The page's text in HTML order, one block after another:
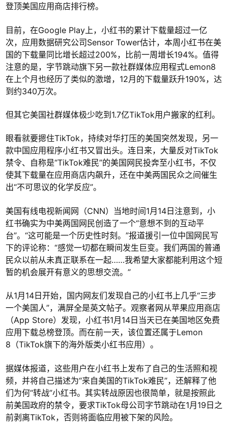
登顶美国应用商店排行榜。
目前，在Google Play上，小红书的累计下载量超过一亿
次，应用数据研究公司Sensor Tower估计，本周小红书在美
国的下载量同比增长超过200%，比前一周增长194%。值得
注意的是，字节跳动旗下另一款社群媒体应用程式Lemon8
在上个月也经历了类似的激增，12月的下载量跃升190%，达
到约340万次。
但其它美国社群媒体极少吃到1.7亿TikTok用户搬家的红利。
眼看就要摁住TikTok，持续对华打压的美国突然发现，另一
款中国应用程序小红书又冒出头。连日来，大量反对TikTok
禁令、自称是“TikTok难民”的美国网民投奔至小红书，不仅
使其下载量在应用商店内飙升，还在中美两国民众之间催生
出“不可思议的化学反应”。
美国有线电视新闻网（CNN）当地时间1月14日注意到，小
红书确实为中美两国网民创造了一个“意想不到的互动平
台”。“这可能是一个历史性时刻。”报道援引一位中国网民写
下的评论称：“感觉一切都在瞬间发生巨变。我们两国的普通
民众以前从未真正联系在一起……我希望大家都能利用这个短
暂的机会展开有意义的思想交流。”
从1月14日开始，国内网友们发现自己的小红书上几乎“三步
一个美国人”，满屏全是英文帖子。观察者网从苹果应用商店
（App Store）发现，小红书1月14日当天已在美国地区免费
应用下载总榜登顶。而在前一天，该位置还属于Lemon
8（TikTok旗下的海外版类小红书应用）。
据媒体报道，这些用户在小红书上发布了自己的生活照和视
频，并将自己描述为“来自美国的TikTok难民”，还解释了他
们为何“转战”小红书。其实转战原因也很简单，就是按照此
前美国政府的禁令，要求TikTok母公司字节跳动在1月19日之
前剥离TikTok，否则将面临应用被下架的风险。